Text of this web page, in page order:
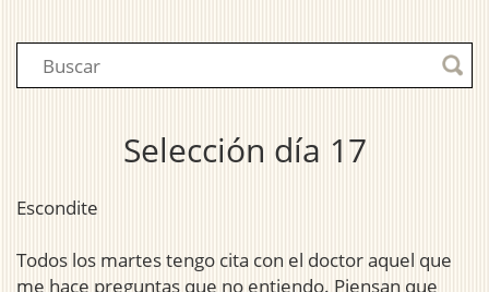
Selección día 17
Escondite
Todos los martes tengo cita con el doctor aquel que
me hace preguntas que no entiendo. Piensan que